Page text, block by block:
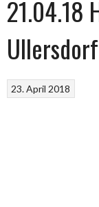
21.04.18
23. April 2018